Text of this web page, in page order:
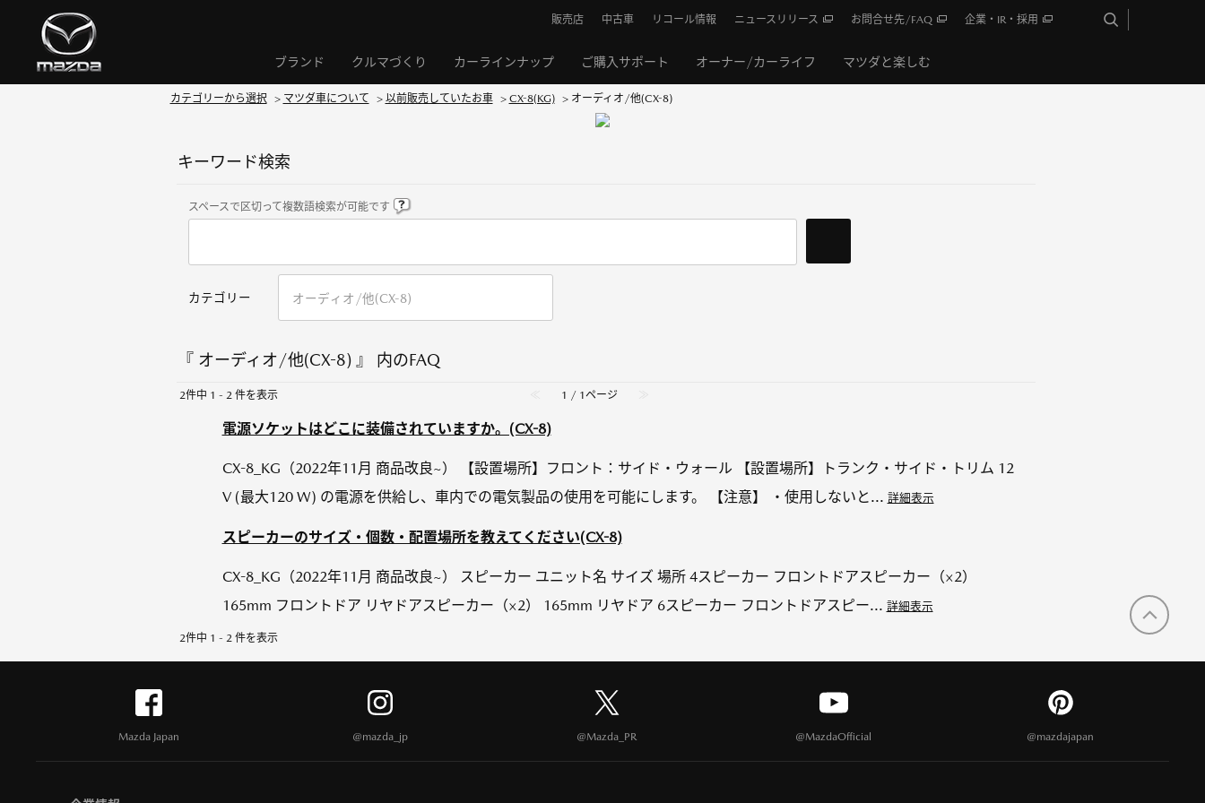
ブランド クルマづくり カーラインナップ ご購入サポート オーナー/カーライフ マツダと楽しむ
販売店 中古車 リコール情報 ニュースリリース お問合せ先/FAQ 企業・IR・採用
カテゴリーから選択 > マツダ車について > 以前販売していたお車 > CX-8(KG) > オーディオ/他(CX-8)
キーワード検索
スペースで区切って複数語検索が可能です
カテゴリー
『 オーディオ/他(CX-8) 』 内のFAQ
2件中 1 - 2 件を表示 1 / 1ページ
電源ソケットはどこに装備されていますか。(CX-8)
CX-8_KG（2022年11月 商品改良~） 【設置場所】フロント：サイド・ウォール 【設置場所】トランク・サイド・トリム 12
V (最大120 W) の電源を供給し、車内での電気製品の使用を可能にします。 【注意】 ・使⽤しないと... 詳細表示
スピーカーのサイズ・個数・配置場所を教えてください(CX-8)
CX-8_KG（2022年11月 商品改良~） スピーカー ユニット名 サイズ 場所 4スピーカー フロントドアスピーカー（×2）
165mm フロントドア リヤドアスピーカー（×2） 165mm リヤドア 6スピーカー フロントドアスピー... 詳細表示
2件中 1 - 2 件を表示
Mazda Japan @mazda_jp @Mazda_PR @MazdaOfficial @mazdajapan